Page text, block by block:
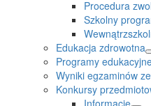
Procedura
Szkolny
Edukacja zdrowotna
Programy
Wyniki egzaminów
Konkursy
Informacje